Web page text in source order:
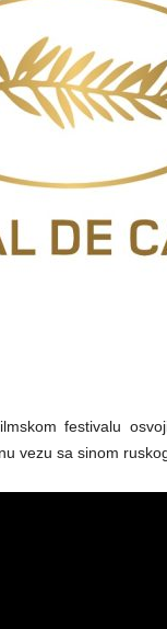
festivalu
vezu sa sinom